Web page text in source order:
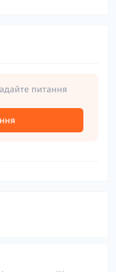
питання